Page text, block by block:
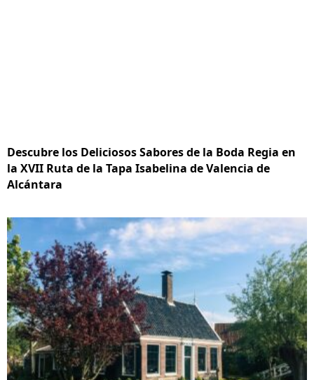
Descubre los Deliciosos Sabores de la Boda Regia en
la XVII Ruta de la Tapa Isabelina de Valencia de
Alcántara